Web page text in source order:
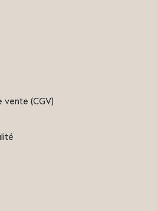
vente (CGV)